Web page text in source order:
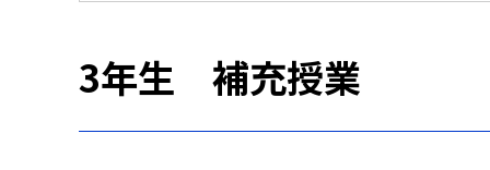
3年生 補充授業